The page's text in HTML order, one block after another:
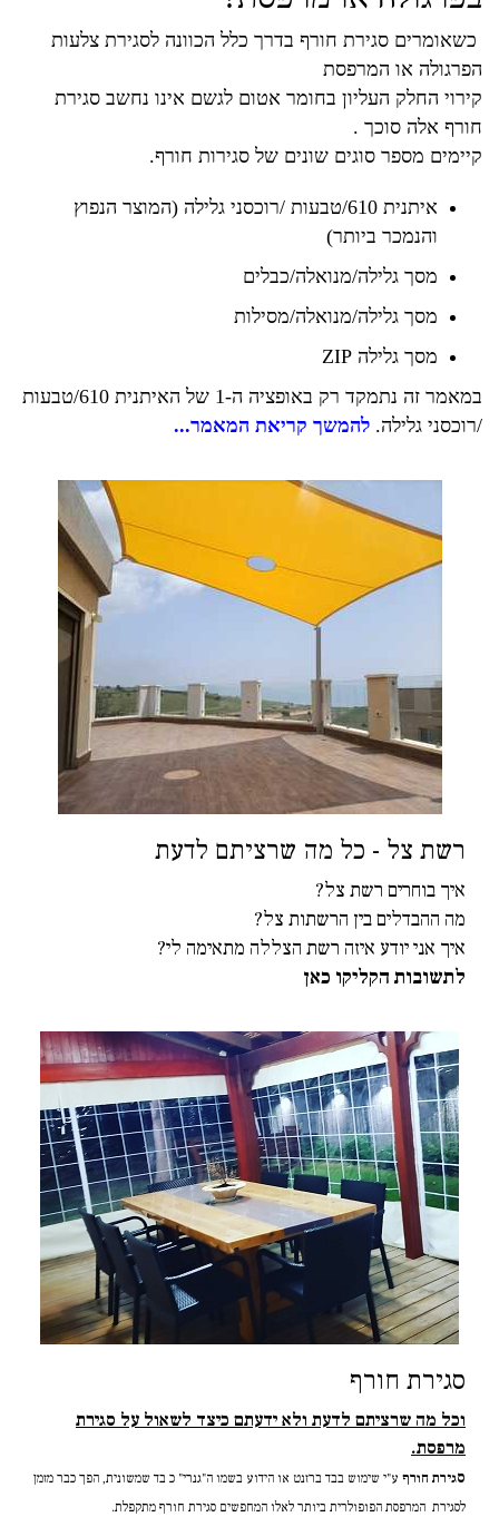
כשאומרים סגירת חורף בדרך כלל הכוונה לסגירת צלעות
הפרגולה או המרפסת
קירוי החלק העליון בחומר אטום לגשם אינו נחשב סגירת
חורף אלה סוכך .
קיימים מספר סוגים שונים של סגירות חורף.
איתנית 610/טבעות /רוכסני גלילה (המוצר הנפוץ
והנמכר ביותר)
מסך גלילה/מנואלה/כבלים
מסך גלילה/מנואלה/מסילות
מסך גלילה ZIP
במאמר זה נתמקד רק באופציה ה-1 של האיתנית 610/טבעות
/רוכסני גלילה. להמשך קריאת המאמר...
רשת צל - כל מה שרציתם לדעת
איך בוחרים רשת צל?
מה ההבדלים בין הרשתות צל?
איך אני יודע איזה רשת הצללה מתאימה לי?
לתשובות הקליקו כאן
סגירת חורף
וכל מה שרציתם לדעת ולא ידעתם כיצד לשאול על סגירת
מרפסת.
סגירת חורף ע"י שימוש בבד ברזנט או הידוע בשמו ה"גנרי" כ בד שמשונית, הפך כבר מזמן
לסגירת המרפסת הפופולרית ביותר לאלו המחפשים סגירת חורף מתקפלת.